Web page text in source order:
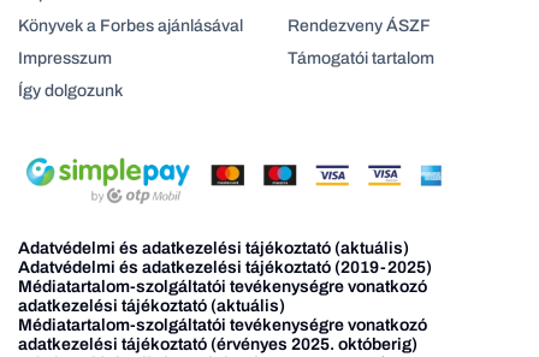
Könyvek a Forbes ajánlásával
Impresszum
Így dolgozunk
Rendezveny ÁSZF
Támogatói tartalom
Adatvédelmi és adatkezelési tájékoztató (aktuális)
Adatvédelmi és adatkezelési tájékoztató (2019-2025)
Médiatartalom-szolgáltatói tevékenységre vonatkozó
adatkezelési tájékoztató (aktuális)
Médiatartalom-szolgáltatói tevékenységre vonatkozó
adatkezelési tájékoztató (érvényes 2025. októberig)